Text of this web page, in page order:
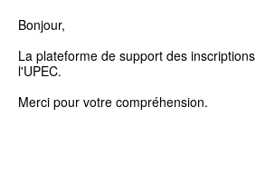
Bonjour,
La plateforme de support des
l'UPEC.
Merci pour votre compréhension.